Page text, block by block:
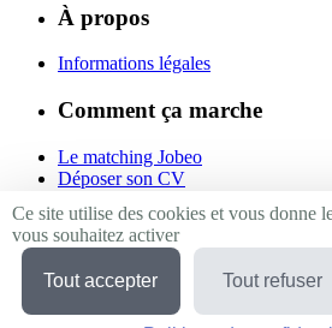
À propos
Informations légales
Comment ça marche
Le matching Jobeo
Déposer son CV
Suivez-nous
Linkedin
Facebook
Ce site utilise des cookies et vous donne
vous souhaitez activer
Tout accepter Tout refuser